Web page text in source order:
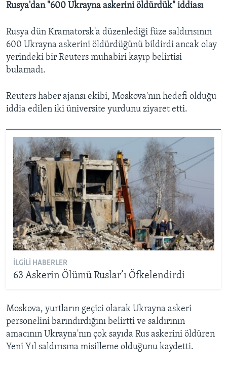
Rusya'dan "600 Ukrayna askerini öldürdük" iddiası
Rusya dün Kramatorsk'a düzenlediği füze saldırısının
600 Ukrayna askerini öldürdüğünü bildirdi ancak olay
yerindeki bir Reuters muhabiri kayıp belirtisi
bulamadı.
Reuters haber ajansı ekibi, Moskova'nın hedefi olduğu
iddia edilen iki üniversite yurdunu ziyaret etti.
İLGILI HABERLER
63 Askerin Ölümü Ruslar’ı Öfkelendirdi
Moskova, yurtların geçici olarak Ukrayna askeri
personelini barındırdığını belirtti ve saldırının
amacının Ukrayna'nın çok sayıda Rus askerini öldüren
Yeni Yıl saldırısına misilleme olduğunu kaydetti.